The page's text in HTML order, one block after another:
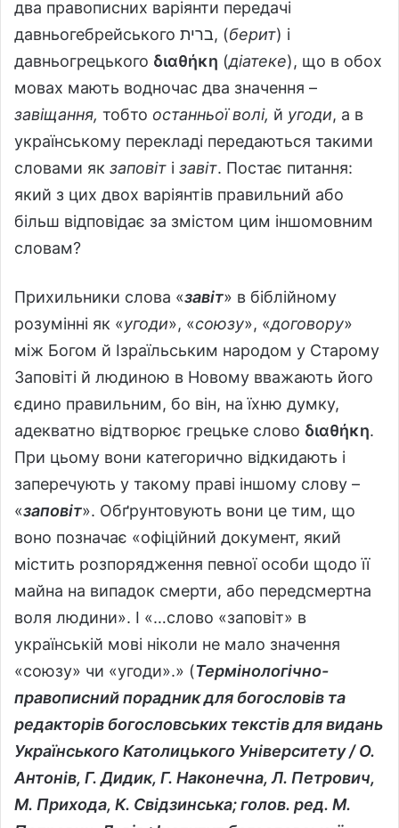
два правописних варіянти передачі
давньогебрейського ברית‎, (берит) і
давньогрецького διαθήκη (діатеке), що в обох
мовах мають водночас два значення –
завіщання, тобто останньої волі, й угоди, а в
українському перекладі передаються такими
словами як заповіт і завіт. Постає питання:
який з цих двох варіянтів правильний або
більш відповідає за змістом цим іншомовним
словам?
Прихильники слова «завіт» в біблійному
розумінні як «угоди», «союзу», «договору»
між Богом й Ізраїльським народом у Старому
Заповіті й людиною в Новому вважають його
єдино правильним, бо він, на їхню думку,
адекватно відтворює грецьке слово διαθήκη.
При цьому вони категорично відкидають і
заперечують у такому праві іншому слову –
«заповіт». Обґрунтовують вони це тим, що
воно позначає «офіційний документ, який
містить розпорядження певної особи щодо її
майна на випадок смерти, або передсмертна
воля людини». І «…слово «заповіт» в
українській мові ніколи не мало значення
«союзу» чи «угоди».» (Термінологічно-
правописний порадник для богословів та
редакторів богословських текстів для видань
Українського Католицького Університету / О.
Антонів, Г. Дидик, Г. Наконечна, Л. Петрович,
М. Прихода, К. Свідзинська; голов. ред. М.